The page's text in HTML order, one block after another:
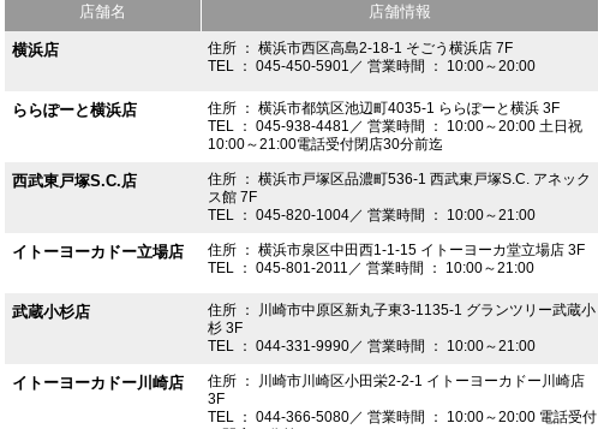
店舗名 店舗情報
横浜店
住所 ： 横浜市西区高島2-18-1 そごう横浜店 7F
TEL ： 045-450-5901／ 営業時間 ： 10:00～20:00
ららぽーと横浜店
住所 ： 横浜市都筑区池辺町4035-1 ららぽーと横浜 3F
TEL ： 045-938-4481／ 営業時間 ： 10:00～20:00 土日祝
10:00～21:00電話受付閉店30分前迄
西武東戸塚S.C.店
住所 ： 横浜市戸塚区品濃町536-1 西武東戸塚S.C. アネック
ス館 7F
TEL ： 045-820-1004／ 営業時間 ： 10:00～21:00
イトーヨーカドー立場店
住所 ： 横浜市泉区中田西1-1-15 イトーヨーカ堂立場店 3F
TEL ： 045-801-2011／ 営業時間 ： 10:00～21:00
武蔵小杉店
住所 ： 川崎市中原区新丸子東3-1135-1 グランツリー武蔵小
杉 3F
TEL ： 044-331-9990／ 営業時間 ： 10:00～21:00
イトーヨーカドー川崎店
住所 ： 川崎市川崎区小田栄2-2-1 イトーヨーカドー川崎店
3F
TEL ： 044-366-5080／ 営業時間 ： 10:00～20:00 電話受付